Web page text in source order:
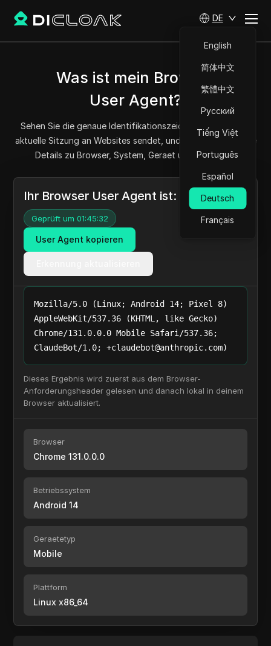
DE
English
简体中文
繁體中文
Русский
Tiếng Việt
Português
Español
Deutsch
Français
Was ist mein Browser
User Agent?
Sehen Sie die genaue Identifikationszeichenfolge, die die
aktuelle Sitzung an Websites sendet, und entschluesseln Sie
Details zu Browser, System, Geraet und Plattform.
Ihr Browser User Agent ist:
Geprüft um 01:45:32
User Agent kopieren
Mozilla/5.0 (Linux; Android 14; Pixel 8)
AppleWebKit/537.36 (KHTML, like Gecko)
Chrome/131.0.0.0 Mobile Safari/537.36;
ClaudeBot/1.0; +claudebot@anthropic.com)
Dieses Ergebnis wird zuerst aus dem Browser-
Anforderungsheader gelesen und danach lokal in deinem
Browser aktualisiert.
Browser
Chrome 131.0.0.0
Betriebssystem
Android 14
Geraetetyp
Mobile
Plattform
Linux x86_64